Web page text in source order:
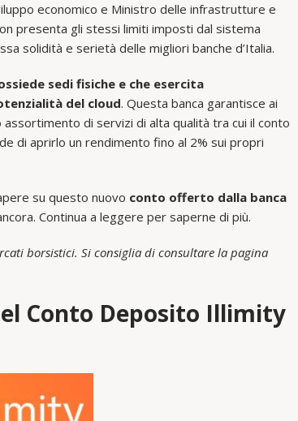
economico e Ministro delle infrastrutture e
presenta gli stessi limiti imposti dal sistema
solidità e serietà delle migliori banche d’Italia.
sedi fisiche e che esercita
del cloud. Questa banca garantisce ai
di servizi di alta qualità tra cui il conto
di aprirlo un rendimento fino al 2% sui propri
su questo nuovo conto offerto dalla banca
Continua a leggere per saperne di più.
borsistici. Si consiglia di consultare la pagina
Conto Deposito Illimity